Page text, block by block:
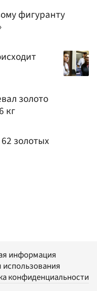
фигуранту
золото
кг
золотых
информация
использования
конфиденциальности